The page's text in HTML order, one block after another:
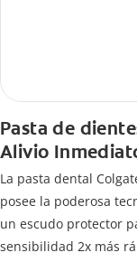
Pasta de
Alivio
La pasta dental
posee la poderosa
un escudo protector
sensibilidad 2x más